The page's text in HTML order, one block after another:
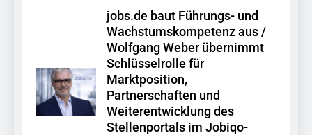
jobs.de baut Führungs- und
Wachstumskompetenz aus /
Wolfgang Weber übernimmt
Schlüsselrolle für
Marktposition,
Partnerschaften und
Weiterentwicklung des
Stellenportals im Jobiqo-